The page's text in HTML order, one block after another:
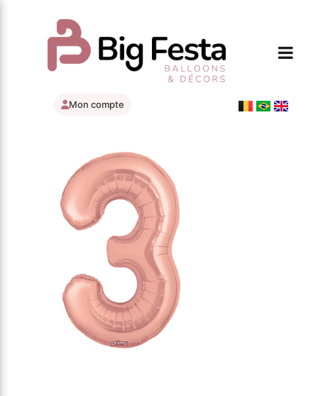
Mon compte